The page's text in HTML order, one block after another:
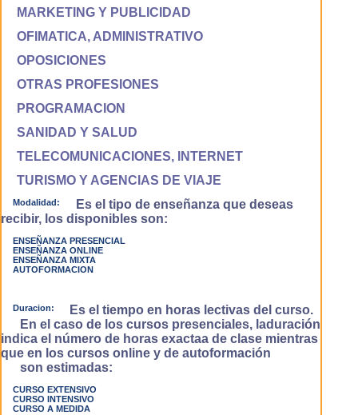
MARKETING Y PUBLICIDAD
OFIMATICA, ADMINISTRATIVO
OPOSICIONES
OTRAS PROFESIONES
PROGRAMACION
SANIDAD Y SALUD
TELECOMUNICACIONES, INTERNET
TURISMO Y AGENCIAS DE VIAJE
Modalidad:
Es el tipo de enseñanza que deseas
recibir, los disponibles son:
ENSEÑANZA PRESENCIAL
ENSEÑANZA ONLINE
ENSEÑANZA MIXTA
AUTOFORMACION
Duracion:
Es el tiempo en horas lectivas del curso.
En el caso de los cursos presenciales, laduración
indica el número de horas exactaa de clase mientras
que en los cursos online y de autoformación
son estimadas:
CURSO EXTENSIVO
CURSO INTENSIVO
CURSO A MEDIDA